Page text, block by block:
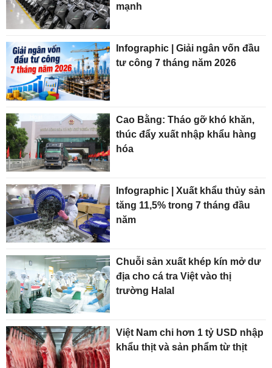
mạnh
Infographic | Giải ngân vốn đầu
tư công 7 tháng năm 2026
Cao Bằng: Tháo gỡ khó khăn,
thúc đẩy xuất nhập khẩu hàng
hóa
Infographic | Xuất khẩu thủy sản
tăng 11,5% trong 7 tháng đầu
năm
Chuỗi sản xuất khép kín mở dư
địa cho cá tra Việt vào thị
trường Halal
Việt Nam chi hơn 1 tỷ USD nhập
khẩu thịt và sản phẩm từ thịt